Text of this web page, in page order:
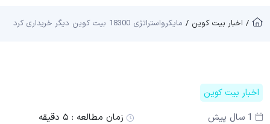
/ اخبار بیت کوین / مایکرواستراتژی 18300 بیت کوین دیگر خریداری کرد
اخبار بیت کوین
1 سال پیش
زمان مطالعه : ۵ دقیقه